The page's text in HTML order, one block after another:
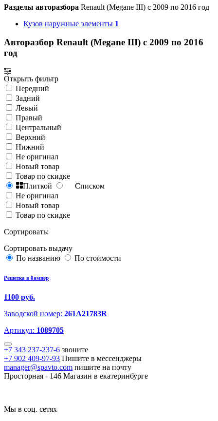
Разделы авторазбора Renault (Megane III) с 2009 по 2016 год
Кузов наружные элементы 1
Авторазбор Renault (Megane III) с 2009 по 2016
год
Открыть фильтр
Передний
Задний
Левый
Правый
Центральный
Верхний
Нижний
Не оригинал
Новый товар
Товар по скидке
Плиткой
Списком
Не оригинал
Новый товар
Товар по скидке
Сортировать:
Сортировать выдачу
По названию
По стоимости
Решетка в бампер
1100 руб.
Заводской номер: 261A21783R
Артикул: 1089705
+7 343 237-237-6 звоните
+7 902 409-97-93 Пишите в мессенджеры
manager@spavto.com пишите на почту
Просторная - 146 Магазин в екатеринбурге
Мы в соц. сетях